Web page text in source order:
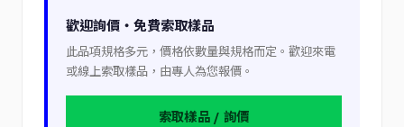
歡迎詢價・免費索取樣品
此品項規格多元，價格依數量與規格而定。歡迎來電
或線上索取樣品，由專人為您報價。
索取樣品 / 詢價